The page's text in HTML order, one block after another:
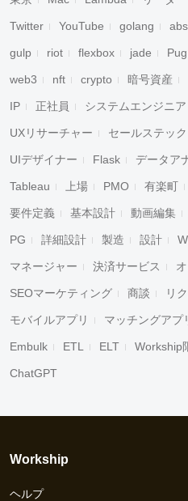
Twitter YouTube golang
gulp riot flexbox jade Pug
web3 nft crypto 暗号資産
IP 正社員 システムエンジニア
UXリサーチャー セールステック
UIデザイナー Flask データア
Tableau 上場 PMO 有楽町
要件定義 基本設計 動画編集
PG 詳細設計 製造 設計
マネージャー 決済サービス
SEOマーケティング 商談 リ
モバイルアプリ マッチングアプ
Embulk ETL ELT Workship
ChatGPT
Workship
ヘルプ